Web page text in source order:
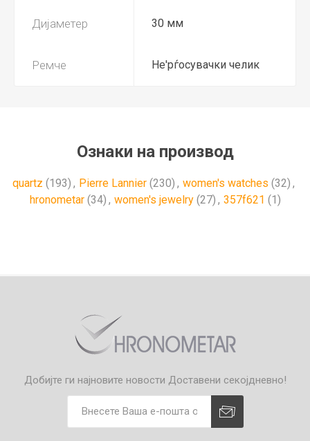
Дијаметер 30 мм
Ремче Не'рѓосувачки челик
Ознаки на производ
quartz (193) , Pierre Lannier (230) , women's watches (32) ,
hronometar (34) , women's jewelry (27) , 357f621 (1)
Добијте ги најновите новости Доставени секојдневно!